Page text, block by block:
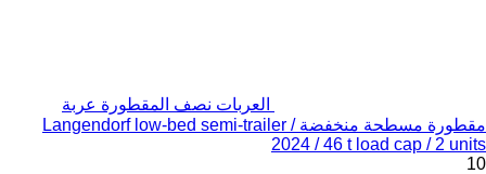
العربات نصف المقطورة عربة
مقطورة مسطحة منخفضة Langendorf low-bed semi-trailer /
2024 / 46 t load cap / 2 units
10